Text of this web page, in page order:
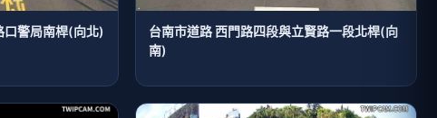
口警局南桿(向北)
台南市道路 西門路四段與立賢路一段北桿(向
南)